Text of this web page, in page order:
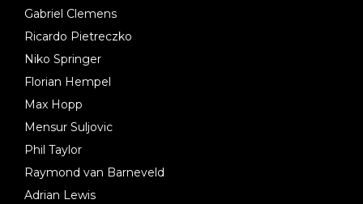
Gabriel Clemens
Ricardo Pietreczko
Niko Springer
Florian Hempel
Max Hopp
Mensur Suljovic
Phil Taylor
Raymond van Barneveld
Adrian Lewis